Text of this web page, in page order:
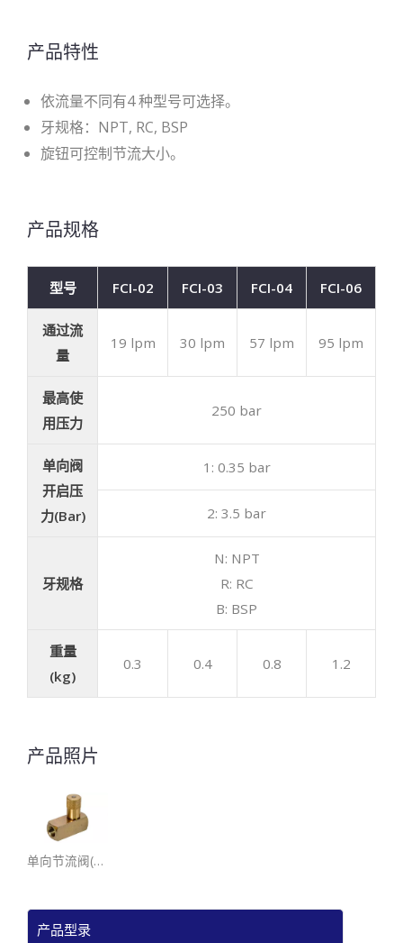
产品特性
依流量不同有4 种型号可选择。
牙规格：NPT, RC, BSP
旋钮可控制节流大小。
产品规格
型号 FCI-02 FCI-03 FCI-04 FCI-06
通过流
量
19 lpm 30 lpm 57 lpm 95 lpm
最高使
用压力
250 bar
单向阀
开启压
力(Bar)
1: 0.35 bar
2: 3.5 bar
牙规格
N: NPT
R: RC
B: BSP
重量
(kg)
0.3 0.4 0.8 1.2
产品照片
单向节流阀(铜)
产品型录